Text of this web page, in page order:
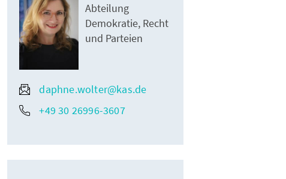
Abteilung
Demokratie, Recht
und Parteien
daphne.wolter@kas.de
+49 30 26996-3607